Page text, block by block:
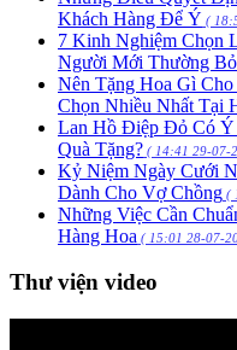
Khách Hàng Để Ý (
7 Kinh Nghiệm Chọn
Người Mới Thường
Nên Tặng Hoa Gì
Chọn Nhiều Nhất Tại
Lan Hồ Điệp Đỏ Có Ý
Quà Tặng? ( 14:41 29-07-
Kỷ Niệm Ngày Cưới
Dành Cho Vợ Chồng (
Những Việc Cần
Hàng Hoa ( 15:01 28-07-
Thư viện video